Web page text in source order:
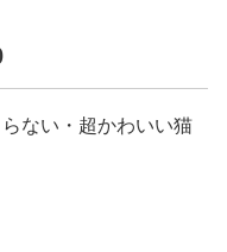
ない・超かわいい猫